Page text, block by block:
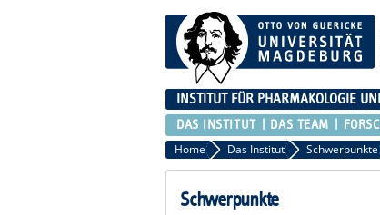
INSTITUT FÜR PHARMAKOLOGIE
DAS INSTITUT DAS TEAM
Home Das Institut Schwerpunkte
Schwerpunkte